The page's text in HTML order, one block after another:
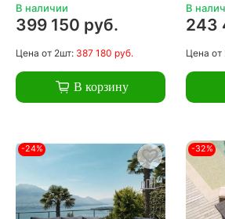
В наличии
399 150 руб.
Цена от 2шт: 387 180 руб.
В корзину
В
243
Цена от
-24% -32%